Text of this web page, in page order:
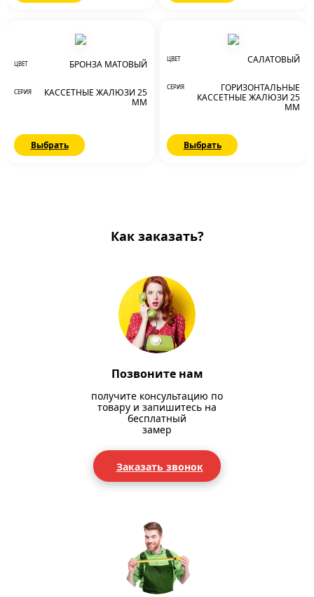
ЦВЕТ БРОНЗА МАТОВЫЙ
СЕРИЯ
КАССЕТНЫЕ ЖАЛЮЗИ 25
ММ
Выбрать
ЦВЕТ САЛАТОВЫЙ
СЕРИЯ
ГОРИЗОНТАЛЬНЫЕ
КАССЕТНЫЕ ЖАЛЮЗИ 25
ММ
Выбрать
Как заказать?
Позвоните нам
получите консультацию по
товару и запишитесь на
бесплатный
замер
Заказать звонок